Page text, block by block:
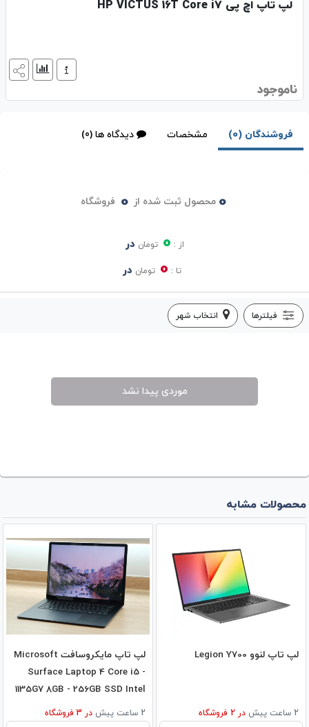
لپ تاپ اچ‌ پی HP VICTUS 16T Core i7
ناموجود
فروشندگان (0) مشخصات دیدگاه ها (0)
0 محصول ثبت شده از 0 فروشگاه
از : 0 تومان در
تا : 0 تومان در
فیلترها انتخاب شهر
موردی پیدا نشد
محصولات مشابه
لپ تاپ لنوو Legion Y700
2 ساعت پیش در فروشگاه
لپ تاپ مایکروسافت Microsoft
Surface Laptop 4 Core i5 -
1135G7 8GB - 256GB SSD Intel
2 ساعت پیش در فروشگاه